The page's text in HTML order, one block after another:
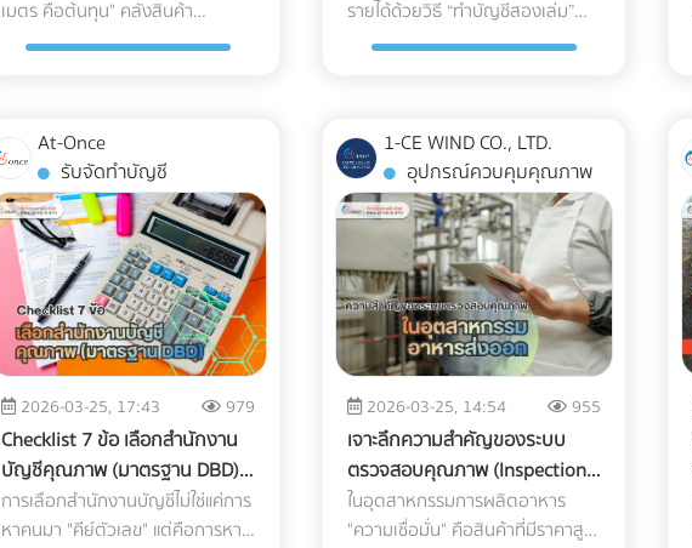
สากล (Certifications): พาร์ทเนอร์
ด้าน Logistics ของคุณควรมีใบรับ
มือแพทย์) หรือ GDP (Good
Distribution Practice) เพื่อการัน
ตีความมืออาชีพ ระบบติดตามแบบ
Real-Time (IoT Tracking): ในยุคนี้
การเช็กแค่ว่า "ของถึงไหนแล้ว" ไม่
พออีกต่อไป ต้องมีเซนเซอร์ IoT ติด
ไว้กับกล่องสินค้า เพื่อวัดค่า G-
Force (แรงกระแทก), อุณหภูมิ และ
ความเอียง (Tilt) ตลอดการเดินทาง
ซึ่งข้อมูลเหล่านี้สามารถใช้เป็นหลัก
ฐานยืนยันความสมบูรณ์ของสินค้า
เมื่อส่งมอบได้ สรุปความคุ้มค่า
(ROI): ทำไมถึงควรลงทุนใน
Specialized Logistics? ผู้บริหาร
บริษัท B2B ชั้นนำของไทย!
และควรเพิ่มจุดระบายน้ำ หรือใส่
ตะแกรงกันเศษใบไม้ขยะอุดตัน ????
หลายคนมักตกหลุมพรางด้วย
การนำหญ้าเทียม แผ่นไม้เทียม
(Wood Plastic Composite) หรือ
กระเบื้อง ไปปูทับลงบนพื้นคอนกรีต
ดาดฟ้าเดิมโดยตรง เพราะคิดว่าพื้น
ปูนเก่าก็ดูแข็งแรงดี แต่นี่คือ "ฝัน
ร้าย" ที่รอวันปะทุเมื่อหน้าฝนมาเยือน
ธรรมชาติของพื้นคอนกรีตดาดฟ้าที่
ต้องตากแดดตากฝนมาหลายปี
ย่อมมีการยืดและหดตัวจนเกิด "รอย
แตกร้าวขนาดเล็ก (Hairline
Cracks)" ที่ตาเปล่ามองไม่เห็น เมื่อ
คุณนำวัสดุไปปูทับ น้ำฝนจะซึมผ่าน
ร่องพื้นลงไปขังอยู่ใต้แผ่นหญ้าเทียม
อนุภาคในอากาศอย่างรัดกุม เพื่อให้
มั่นใจว่าชิ้นงานจะสะอาดที่สุด 3
โรงงานรับฉีดพลาสติก (Injection
Molding) ทั่วไป ถึงไม่สามารถผลิต
อุปกรณ์การแพทย์ได้? คำตอบอยู่ใน
ความเข้มงวด 3 ประการดังต่อไปนี้:
1. การควบคุมปริมาณเชื้อจุลินทรีย์
(Bioburden Control) ก่อนที่
อุปกรณ์พลาสติกจะถูกส่งไปฆ่าเชื้อ
ด้วยรังสีแกมมา (Gamma) หรือก๊าซ
เอทิลีนออกไซด์ (EtO) อุปกรณ์เหล่า
นั้นจะต้องมีปริมาณเชื้อจุลินทรีย์เริ่ม
ต้น (Bioburden) ต่ำที่สุดเท่าที่จะ
ทำได้ การผลิตชิ้นส่วนพลาสติก
ภายใน Cleanroom จะช่วยลดความ
เสี่ยงที่แบคทีเรีย เชื้อรา หรือไวรัส จะ
Cost) 2. ค่าใช้จ่ายในการเคลมสินค้า
และชื่อเสียงที่เสียไป (Warranty
อากาศ ชิ้นส่วนอย่าง Accumulator
ทำหน้าที่สำคัญในการดักจับ
ของเหลวไม่ให้ไหลกลับเข้าไปทำลาย
คอมเพรสเซอร์ หาก Accumulator
เกิดสนิมทะลุ หรือดักของเหลวไม่ได้
คอมเพรสเซอร์จะพังก่อนหมดอายุ
การใช้งานทันที ต้นทุนในการส่งช่าง
ไปซ่อมบำรุงหน้างาน (After-sales
Service) และการเสียชื่อเสียงของ
แบรนด์ เป็นต้นทุนแฝงที่แพงกว่า
ส่วนต่างค่าอะไหล่หลายร้อยเท่า 3.
ต้นทุนจากการไม่ผ่านมาตรฐาน
สากล (Compliance Risks) ในปี
2026 ทั่วโลกหันมาใช้น้ำยาแอร์รักษ์
ผิวให้เรียบ: ระบบนำทาง AGV ไม่ว่า
จะเป็นแบบแถบแม่เหล็กหรือระบบ
หลุมบ่อ และไม่มีเศษขยะบดบัง
เซนเซอร์ที่ตัวรถ กำหนดทางวิ่งและ
จัดระเบียบ Traffic: ต้องระบุเส้น
ทางการวิ่งของ AGV ให้ชัดเจน โดย
เว้นระยะห่างจากทางเดินของมนุษย์
(Pedestrian Walkway) อย่างน้อย
0.5 เมตรตามมาตรฐาน และต้องมี
ป้ายเตือนในจุดตัดหรือทางแยกที่หุ่น
ยนต์ต้องวิ่งผ่าน จัดพื้นที่สถานี
ชาร์จไฟอัตโนมัติ (Charging Zone):
รถ AGV ยุคใหม่จะวิ่งกลับไปชาร์จ
แบตเตอรี่เองเมื่อแบตใกล้หมด พื้นที่
นี้ต้องมีการระบายอากาศที่ดี
เนื่องจากมีความร้อนสูง และต้องติด
ตั้งระบบตัดไฟฉุกเฉิน ตรวจสอบ
ดินเหนียวที่อุ้มน้ำ (ไม่ซึมน้ำ) และมี
ระดับน้ำใต้ดินสูง เมื่อเกิดฝนตกหนัก
เกิด Downtime หรือเวลาที่สูญเปล่า
ของโครงการที่ประเมินค่าไม่ได้ กล่าว
คือ ปัญหาน้ำท่วมขังในพื้นที่ลุ่มต่ำ
ไม่ได้สร้างความเสียหายแค่ค่าซ่อม
บำรุงเครื่องจักรเท่านั้น แต่ทุกชั่วโมง
ที่รถขุดหรือรถเบคโฮต้องจอดนิ่ง
สนิท นั่นหมายถึงค่าแรงคนงานที่
เสียเปล่า ค่าเช่าเครื่องจักรที่บาน
ปลาย และความเสี่ยงที่จะโดนค่าปรับ
จากความล่าช้าในการส่งมอบ
โครงการ การลงทุนวางระบบระบาย
น้ำที่ได้มาตรฐานตั้งแต่เนิ่นๆ จึง
เป็นการซื้อความเสี่ยงที่คุ้มค่าที่สุด
กรณีศึกษาจำลอง: การวางระบบ
ระบายน้ำพื้นที่ก่อสร้าง ในการแก้
เมตร คือต้นทุน" คลังสินค้า
(Warehouse) จึงไม่ใช่แค่ห้องกว้างๆ
มีกลยุทธ์ หากคุณออกแบบผังคลัง
สินค้า (Layout) ผิดพลาด นั่นหมาย
ถึงระยะเวลาการทำงานที่นานขึ้น
พนักงานเดินชนกัน สินค้าเสียหาย
และกลายเป็น "ต้นทุนแฝง" ที่กัดกิน
กำไรของคุณทุกเดือน บทความนี้จะ
พาเจาะลึกรูปแบบ Layout คลัง
สินค้า 3 สไตล์ที่ได้รับความนิยมมาก
ใจได้ว่า... รูปแบบไหนที่จะช่วยรีด
ประสิทธิภาพการทำงาน และเหมาะ
กับธุรกิจของคุณที่สุด! ทำไมการ
ออกแบบ Layout คลังสินค้าถึงเป็น
เรื่อง "ชี้เป็นชี้ตาย" ? ก่อนจะไปดูรูป
รายได้ด้วยวิธี “ทำบัญชีสองเล่ม”
กล่าวง่ายๆ คือ เล่มหนึ่งมีไว้ใช้จริง
ภาษีด้วย AI และ Big Data ที่ทำงาน
ตลอด 24 ชั่วโมง จากเดิมที่ต้องใช้
“เจ้าหน้าที่” ในการสุ่มตรวจเอกสาร
แบบ Manual ในวันนี้ เราไม่อาจใช้วิธี
เดิมในการหลีกเลี่ยงภาษีได้อีกต่อไป
เพราะระบบไม่ได้ดูแค่สิ่งที่คุณยื่น แต่ดู
"สิ่งที่คนอื่นยื่นเกี่ยวกับคุณด้วย"
คำถามสำคัญคือ... ธุรกิจของคุณ
หรือยัง? ในวันที่ข้อมูลทางการเงิน
ทุกเส้นทางเชื่อมโยงถึงกัน 3 วิธี
เตรียมพร้อมรับมือ ให้ธุรกิจ
ปลอดภัยจาก "ภาษีย้อนหลัง" นี่คือ
3 ตัววิธีปรับตัวสำคัญ ที่เจ้าของ
At-Once
รับจัดทำบัญชี
2026-03-25, 17:43 979
Checklist 7 ข้อ เลือกสำนักงาน
บัญชีคุณภาพ (มาตรฐาน DBD)
เลือกที่ไหนดีให้ธุรกิจรุ่ง ไม่โดน
เรียกย้อนหลัง!
การเลือกสำนักงานบัญชีไม่ใช่แค่การ
หาคนมา "คีย์ตัวเลข" แต่คือการหา
1-CE WIND CO., LTD.
อุปกรณ์ควบคุมคุณภาพ
2026-03-25, 14:54 955
เจาะลึกความสำคัญของระบบ
ตรวจสอบคุณภาพ (Inspection
System) ในอุตสาหกรรมอาหาร
ส่งออก: ปราการด่านสุดท้ายสู่
ในอุตสาหกรรมการผลิตอาหาร
"ความเชื่อมั่น" คือสินค้าที่มีราคาสูง